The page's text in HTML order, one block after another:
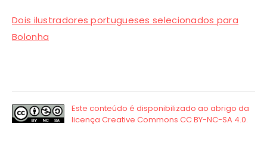
Dois ilustradores portugueses selecionados para
Bolonha